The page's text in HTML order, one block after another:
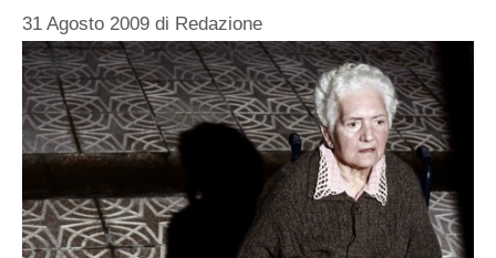
31 Agosto 2009 di Redazione